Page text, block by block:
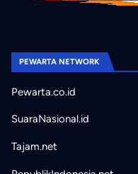
PEWARTA NETWORK
Pewarta.co.id
SuaraNasional.id
Tajam.net